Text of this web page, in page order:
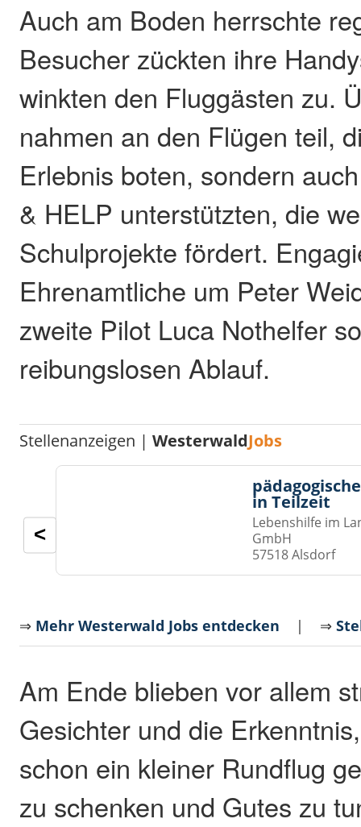
Auch am Boden herrschte
Besucher zückten ihre
winkten den Fluggästen zu.
nahmen an den Flügen teil,
Erlebnis boten, sondern
& HELP unterstützten, die
Schulprojekte fördert.
Ehrenamtliche um Peter
zweite Pilot Luca Nothelfer
reibungslosen Ablauf.
Stellenanzeigen |WesterwaldJobs
in Teilzeit
Lebenshilfe im
GmbH
57518 Alsdorf
<
⇒ Mehr Westerwald Jobs entdecken | ⇒
Am Ende blieben vor allem
Gesichter und die
schon ein kleiner Rundflug
zu schenken und Gutes zu